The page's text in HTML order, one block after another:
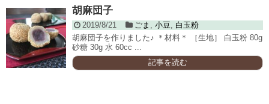
胡麻団子
2019/8/21 ごま 小豆
白玉粉
胡麻団子を作りました♪ ＊材料＊ ［生地］ 白玉粉 80g
砂糖 30g 水 60cc ...
記事を読む